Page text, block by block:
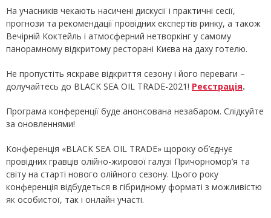
На учасників чекають насичені дискусії і практичні сесії,
прогнози та рекомендації провідних експертів ринку, а також
Вечірній Коктейль і атмосферний нетворкінг у самому
панорамному відкритому ресторані Києва на даху готелю.
Не пропустіть яскраве відкриття сезону і його переваги –
долучайтесь до BLACK SEA OIL TRADE-2021! Реєстрація.
Програма конференції буде анонсована незабаром. Слідкуйте
за оновленнями!
Конференція «BLACK SEA OIL TRADE» щороку об’єднує
провідних гравців олійно-жирової галузі Причорномор’я та
світу на старті нового олійного сезону. Цього року
конференція відбудеться в гібридному форматі з можливістю
як особистої, так і онлайн участі.